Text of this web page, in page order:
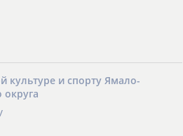
культуре и спорту Ямало-